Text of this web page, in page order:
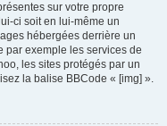
sur votre propre
ci soit en lui-même un
hébergées derrière un
par exemple les services de
les sites protégés par un
la balise BBCode « [img] ».